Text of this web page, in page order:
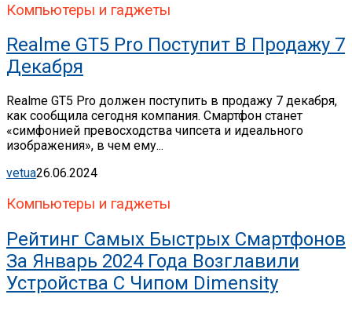
Компьютеры и гаджеты
Realme GT5 Pro Поступит В Продажу 7
Декабря
Realme GT5 Pro должен поступить в продажу 7 декабря,
как сообщила сегодня компания. Смартфон станет
«симфонией превосходства чипсета и идеального
изображения», в чем ему...
vetua26.06.2024
Компьютеры и гаджеты
Рейтинг Самых Быстрых Смартфонов
За Январь 2024 Года Возглавили
Устройства С Чипом Dimensity